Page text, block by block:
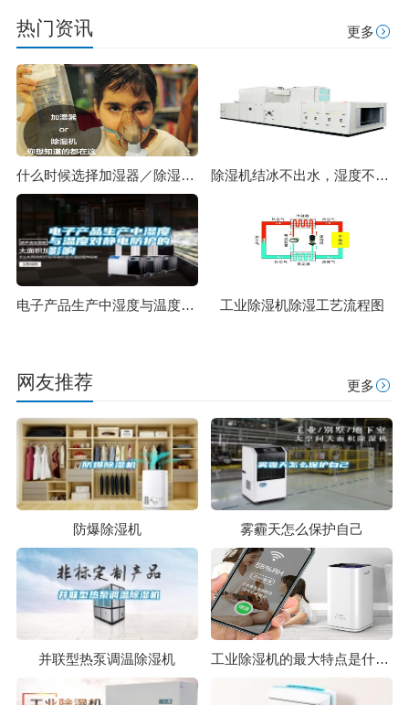
热门资讯 更多
什么时候选择加湿器／除湿机？看了你就明白 除湿机结冰不出水，湿度不下降，化霜是怎么一回事？
电子产品生产中湿度与温度对静电防护的影响 工业除湿机除湿工艺流程图
网友推荐 更多
防爆除湿机 雾霾天怎么保护自己
并联型热泵调温除湿机 工业除湿机的最大特点是什么呢？